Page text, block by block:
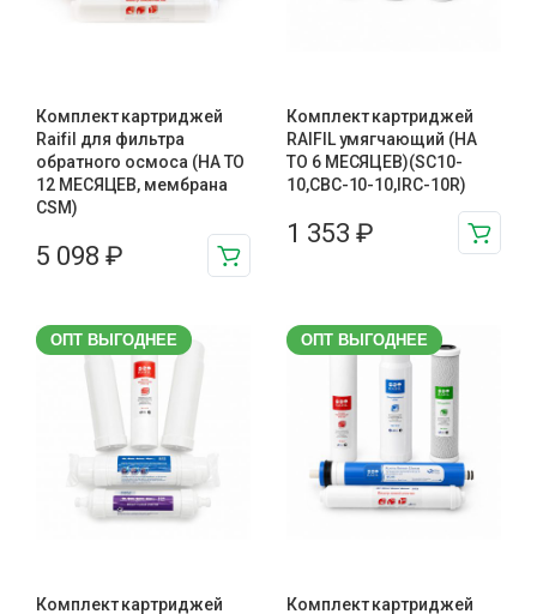
Комплект картриджей
Raifil для фильтра
обратного осмоса (НА ТО
12 МЕСЯЦЕВ, мембрана
CSM)
5 098 ₽
Комплект картриджей
RAIFIL умягчающий (НА
ТО 6 МЕСЯЦЕВ)(SC10-
10,CBC-10-10,IRC-10R)
1 353 ₽
ОПТ ВЫГОДНЕЕ
Комплект картриджей
ОПТ ВЫГОДНЕЕ
Комплект картриджей